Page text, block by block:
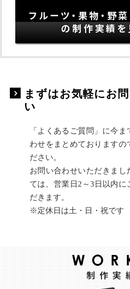
フルーツ・果物・野
の制作実績を
まずはお気軽にお
い
「よくあるご質問」に今
わせをまとめておりますの
ださい。
お問い合わせいただきまし
ては、営業日2～3日以内に
だきます。
※定休日は土・日・祝です